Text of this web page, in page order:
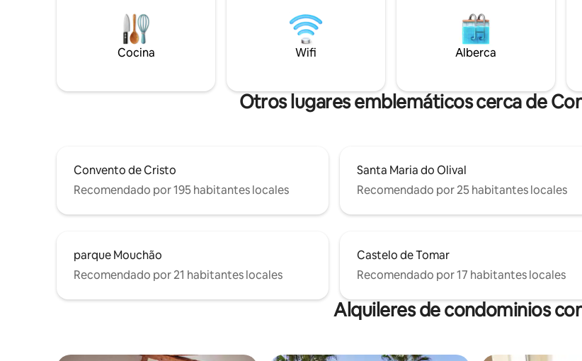
estancias cortas o largas. • Sofá cama
cómodo para huéspedes adicionales •
Check-in sin restricción de horario con
horario flexible. • Zona tranquila, pero
locales.
mundo, la pintoresca ciudad portuaria de
Sao Martinho y el pueblo medieval de
Óbidos, todo a solo unos minutos.
con una suite
Trabajamos con una
acuático/
Castelo do Bode
Cocina Wifi Alberca
Otros lugares emblemáticos cerca de
Convento de Cristo
Recomendado por 195 habitantes locales
Santa Maria do Olival
Recomendado por 25 habitantes locales
parque Mouchão
Recomendado por 21 habitantes locales
Castelo de Tomar
Recomendado por 17 habitantes locales
Alquileres de condominios